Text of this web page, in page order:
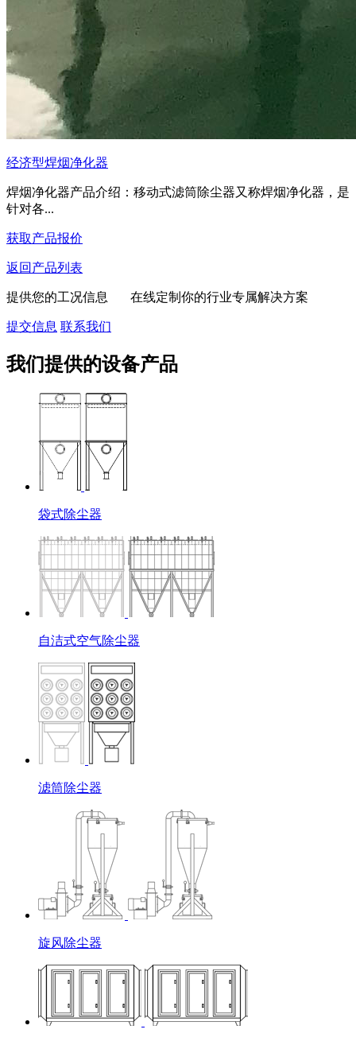
经济型焊烟净化器
焊烟净化器产品介绍：移动式滤筒除尘器又称焊烟净化器，是
针对各...
获取产品报价
返回产品列表
提供您的工况信息 在线定制你的行业专属解决方案
提交信息 联系我们
我们提供的设备产品
袋式除尘器
自洁式空气除尘器
滤筒除尘器
旋风除尘器